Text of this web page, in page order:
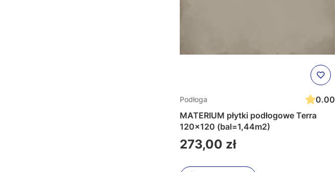
Podłoga
0.00
MATERIUM płytki podłogowe Terra
120x120 (bal=1,44m2)
Cena
273,00 zł